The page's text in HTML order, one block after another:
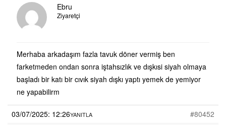
Ebru
Ziyaretçi
Merhaba arkadaşım fazla tavuk döner vermiş ben
farketmeden ondan sonra iştahsızlık ve dışkısi siyah olmaya
başladı bir katı bir cıvık siyah dışkı yaptı yemek de yemiyor
ne yapabilirm
03/07/2025: 12:26 #80452
YANITLA